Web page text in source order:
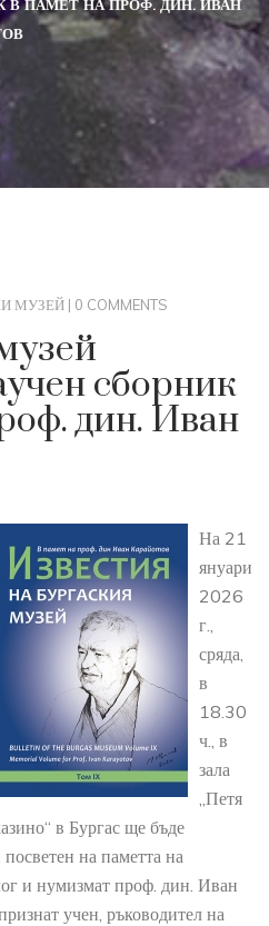
В ПАМЕТ НА ПРОФ. ДИН. ИВАН
МУЗЕЙ | 0 COMMENTS
сборник
дин. Иван
На 21
януари
2026
г.,
сряда,
в
18.30
ч., в
зала
„Петя
в Бургас ще бъде
на паметта на
и нумизмат проф. дин. Иван
учен, ръководител на